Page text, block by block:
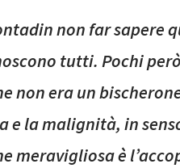
non far sapere
tutti. Pochi
non era un
e la malignità, in
meravigliosa è